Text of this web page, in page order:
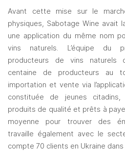
Avant cette mise sur le
physiques, Sabotage Wine avait
une application du même nom
vins naturels. L’équipe du
producteurs de vins naturels
centaine de producteurs au
importation et vente via
constituée de jeunes
produits de qualité et prêts à
moyenne pour trouver des
travaille également avec le
compte 70 clients en Ukraine